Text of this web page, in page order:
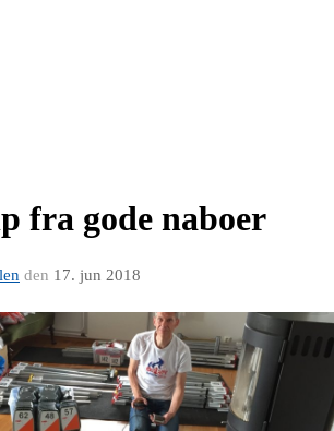
fra gode naboer
den 17. jun 2018